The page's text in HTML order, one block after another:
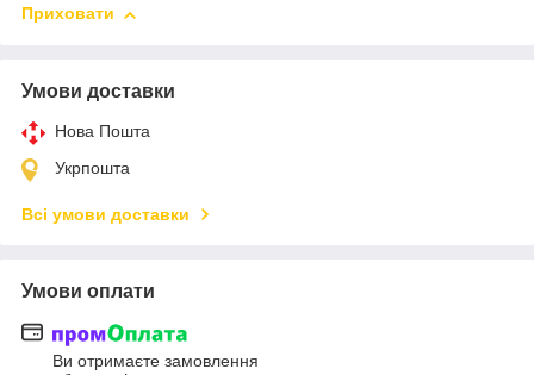
Приховати
Умови доставки
Нова Пошта
Укрпошта
Всі умови доставки
Умови оплати
Ви отримаєте замовлення